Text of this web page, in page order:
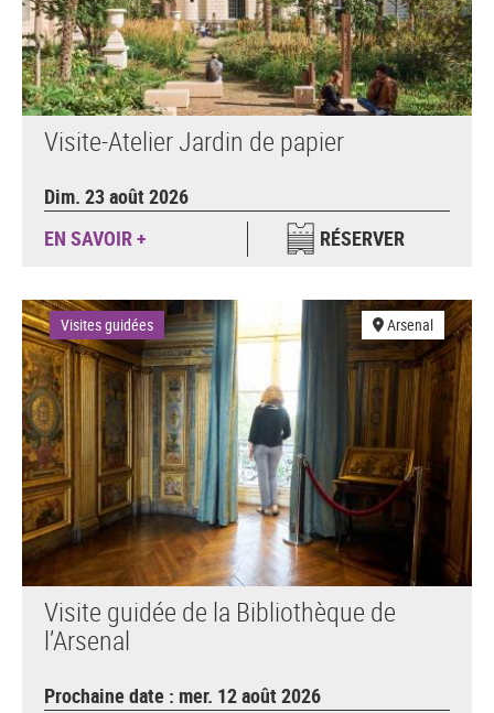
Visite-Atelier Jardin de papier
Dim. 23 août 2026
EN SAVOIR +
RÉSERVER
Visites guidées Arsenal
Visite guidée de la Bibliothèque de
l’Arsenal
Prochaine date : mer. 12 août 2026